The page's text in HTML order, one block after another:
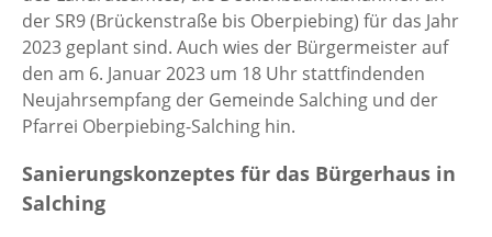
der SR9 (Brückenstraße bis Oberpiebing) für das Jahr
2023 geplant sind. Auch wies der Bürgermeister auf
den am 6. Januar 2023 um 18 Uhr stattfindenden
Neujahrsempfang der Gemeinde Salching und der
Pfarrei Oberpiebing-Salching hin.
Sanierungskonzeptes für das Bürgerhaus in
Salching